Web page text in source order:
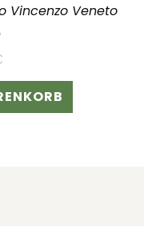
Vincenzo Veneto